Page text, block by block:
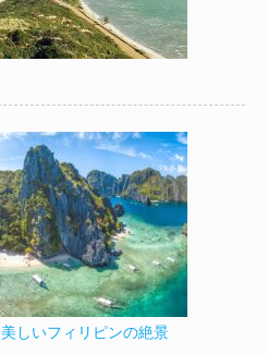
しいフィリピンの絶景